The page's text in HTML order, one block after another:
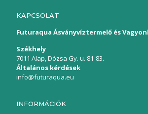
KAPCSOLAT
Futuraqua Ásványvíztermelő és
Székhely
7011 Alap, Dózsa Gy. u. 81-83.
Általános kérdések
info@futuraqua.eu
INFORMÁCIÓK